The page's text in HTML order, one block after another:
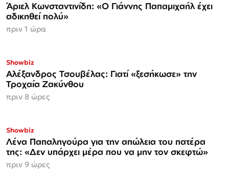
Άριελ Κωνσταντινίδη: «Ο Γιάννης Παπαμιχαήλ έχει
αδικηθεί πολύ»
πριν 1 ώρα
Showbiz
Αλέξανδρος Τσουβέλας: Γιατί «ξεσήκωσε» την
Τροχαία Ζακύνθου
πριν 8 ώρες
Showbiz
Λένα Παπαληγούρα για την απώλεια του πατέρα
της: «Δεν υπάρχει μέρα που να μην τον σκεφτώ»
πριν 9 ώρες